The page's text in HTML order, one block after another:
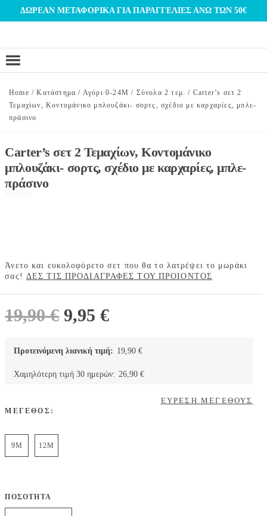
Μετάβαση
περιεχόμενο
ΔΩΡΕΑΝ ΜΕΤΑΦΟΡΙΚΑ ΓΙΑ ΠΑΡΑΓΓΕΛΙΕΣ ΑΝΩ ΤΩΝ 50€
Home /Κατάστημα / Αγόρι 0-24Μ / Σύνολα 2 τεμ. / Carter’s σετ 2
Τεμαχίων, Κοντομάνικο μπλουζάκι- σορτς, σχέδιο με καρχαρίες, μπλε-
πράσινο
Carter’s σετ 2 Τεμαχίων, Κοντομάνικο
μπλουζάκι- σορτς, σχέδιο με καρχαρίες, μπλε-
πράσινο
Άνετο και ευκολοφόρετο σετ που θα το λατρέψει το μωράκι
σας! ΔΕΣ ΤΙΣ ΠΡΟΔΙΑΓΡΑΦΕΣ ΤΟΥ ΠΡΟΙΟΝΤΟΣ
19,90€ Original
was:
19,90 €.
9,95€Η
τιμή
είναι:
Προτεινόμενη λιανική τιμή: 19,90€
Χαμηλότερη τιμή 30 ημερών: 26,90€
ΜΕΓΕΘΟΣ:
ΕΥΡΕΣΗ ΜΕΓΕΘΟΥΣ
9M 12M
ΠΟΣΟΤΗΤΑ
Carter's σετ 2 Τεμαχίων, Κοντομάνικο μπλουζάκι- σορτς, σχέδιο με